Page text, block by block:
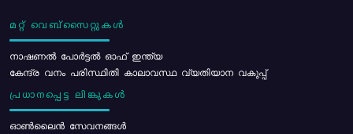
മറ്റ് വെബ്സൈറ്റുകൾ
നാഷണൽ പോർട്ടൽ ഓഫ് ഇന്ത്യ
കേന്ദ്ര വനം പരിസ്ഥിതി കാലാവസ്ഥ വ്യതിയാന വകുപ്പ്
പ്രധാനപ്പെട്ട ലിങ്കുകൾ
ഓൺലൈൻ സേവനങ്ങൾ